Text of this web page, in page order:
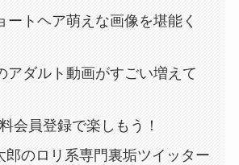
ートヘア萌えな画像を堪能く
アダルト動画がすごい増えて
会員登録で楽しもう！
郎のロリ系専門裏垢ツイッター